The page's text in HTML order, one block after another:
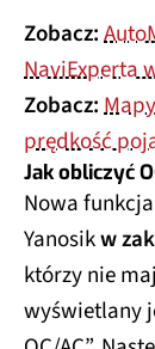
Zobacz:
NaviExperta
Zobacz:
prędkość
Jak obliczyć
Nowa
Yanosikw
którzy nie
wyświetlany